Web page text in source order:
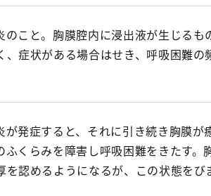
のこと。胸膜腔内に浸出液が生じるも
、症状がある場合はせき、呼吸困難の
が発症すると、それに引き続き胸膜が
ふくらみを障害し呼吸困難をきたす。
を認めるようになるが、この状態をび